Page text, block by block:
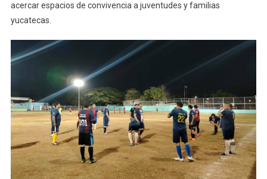
acercar espacios de convivencia a juventudes y familias
yucatecas.